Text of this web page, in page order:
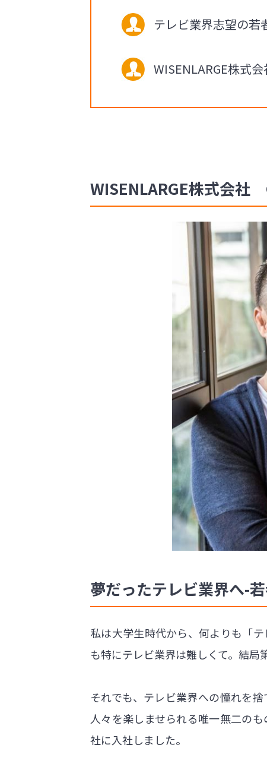
テレビ業界志望の若
WISENLARGE株式
WISENLARGE株式会社
夢だったテレビ業界へ-
私は大学生時代から、何よりも「
も特にテレビ業界は難しくて。結局
それでも、テレビ業界への憧れを
人々を楽しませられる唯一無二の
社に入社しました。